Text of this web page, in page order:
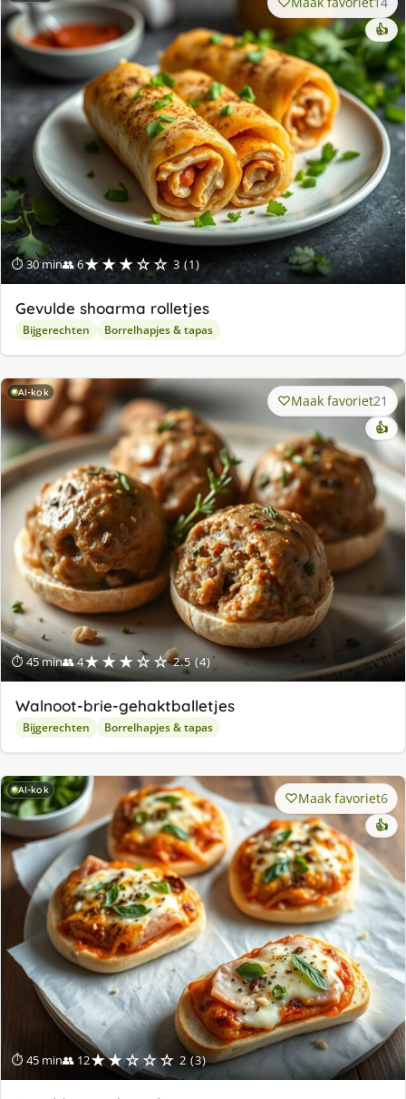
⏱ 30 min👥 6★★★☆☆ 3 (1)
👍
Gevulde shoarma rolletjes
Bijgerechten Borrelhapjes & tapas
AI-kok
⏱ 45 min👥 4★★★☆☆ 2.5 (4)
Maak favoriet21
👍
Walnoot-brie-gehaktballetjes
Bijgerechten Borrelhapjes & tapas
AI-kok
⏱ 45 min👥 12★★☆☆☆ 2 (3)
Maak favoriet6
👍